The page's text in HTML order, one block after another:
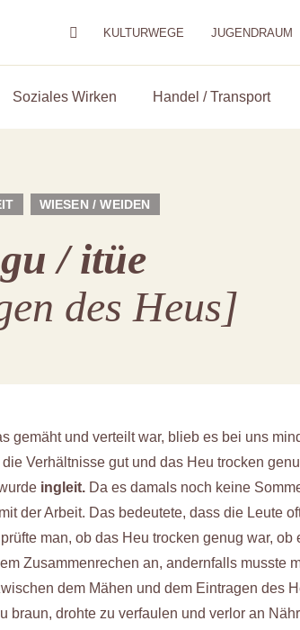
KULTURWEGE JUGENDRAUM
Soziales Wirken Handel / Transport
WIESEN / WEIDEN
/ itüe
des Heus]
gemäht und verteilt war, blieb es bei uns
die Verhältnisse gut und das Heu trocken
ingleit. Da es damals noch keine
der Arbeit. Das bedeutete, dass die Leute
man, ob das Heu trocken genug war, ob
Zusammenrechen an, andernfalls musste
dem Mähen und dem Eintragen des
braun, drohte zu verfaulen und verlor an